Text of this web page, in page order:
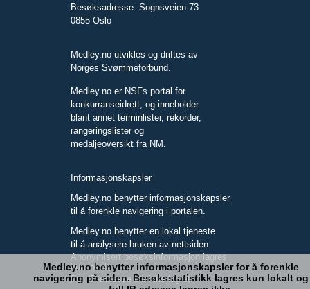
Besøksadresse: Sognsveien 73
0855 Oslo
Medley.no utvikles og driftes av
Norges Svømmeforbund.
Medley.no er NSFs portal for
konkurranseidrett, og inneholder
blant annet terminlister, rekorder,
rangeringslister og
medaljeoversikt fra NM.
Informasjonskapsler
Medley.no benytter informasjonskapsler
til å forenkle navigering i portalen.
Medley.no benytter en lokal tjeneste
til å analysere bruken av nettsiden.
Anonymisert besøksinformasjon lagres
kun lokalt.
Full IP-adresse blir ikke lagret.
Medley.no benytter informasjonskapsler for å forenkle
navigering på siden. Besøksstatistikk lagres kun lokalt og